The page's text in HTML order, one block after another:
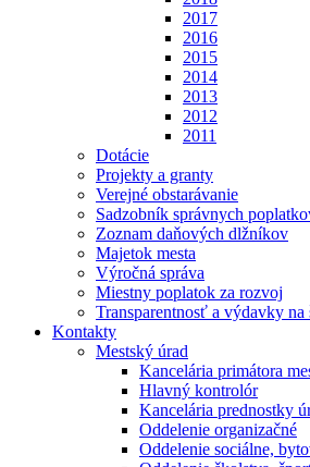
2017
2016
2015
2014
2013
2012
2011
Dotácie
Projekty a granty
Verejné obstarávanie
Sadzobník správnych
Zoznam daňových dlžníkov
Majetok mesta
Výročná správa
Miestny poplatok za rozvoj
Transparentnosť a výdavky na
Kontakty
Mestský úrad
Kancelária primátora
Hlavný kontrolór
Kancelária prednostky
Oddelenie organizačné
Oddelenie sociálne,